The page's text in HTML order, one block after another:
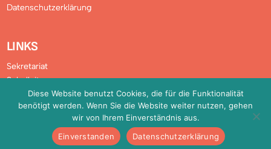
Datenschutzerklärung
LINKS
Sekretariat
Schulleitung
Verwaltung
Downloads
Diese Website benutzt Cookies, die für die Funktionalität
benötigt werden. Wenn Sie die Website weiter nutzen, gehen
wir von Ihrem Einverständnis aus.
Einverstanden
Datenschutzerklärung